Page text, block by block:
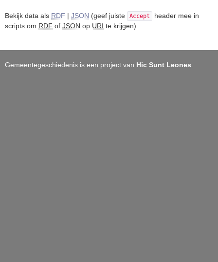
Bekijk data als RDF | JSON (geef juiste Accept
header mee in
scripts om RDF of JSON op URI te krijgen)
Gemeentegeschiedenis is een project van Hic Sunt Leones.